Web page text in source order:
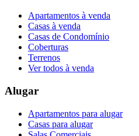
Apartamentos à venda
Casas à venda
Casas de Condomínio
Coberturas
Terrenos
Ver todos à venda
Alugar
Apartamentos para alugar
Casas para alugar